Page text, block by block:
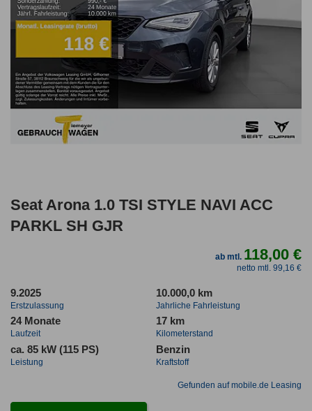
Seat Arona 1.0 TSI STYLE NAVI ACC
PARKL SH GJR
ab mtl. 118,00 €
netto mtl. 99,16 €
9.2025
Erstzulassung
10.000,0 km
Jahrliche Fahrleistung
24 Monate
Laufzeit
17 km
Kilometerstand
ca. 85 kW (115 PS)
Leistung
Benzin
Kraftstoff
Gefunden auf mobile.de Leasing